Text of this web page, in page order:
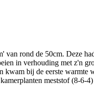
van rond de 50cm. Deze
in verhouding met z'n
bij de eerste
meststof (8-